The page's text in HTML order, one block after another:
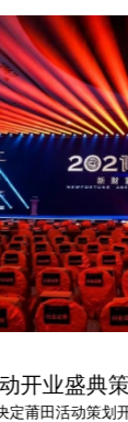
开业盛典
定莆田活动策划